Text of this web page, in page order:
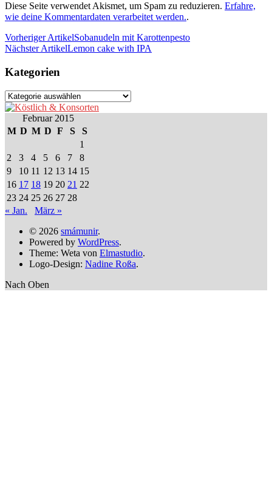
Diese Seite verwendet Akismet, um Spam zu reduzieren. Erfahre,
wie deine Kommentardaten verarbeitet werden..
Vorheriger ArtikelSobanudeln mit Karottenpesto
Nächster ArtikelLemon cake with IPA
Kategorien
Kategorien
Februar 2015
M D M D F S
S
1
2
3 4 5 6 7
8
9
10 11 12 13 14 15
16 17 18 19 20 21 22
23 24 25 26 27 28
« Jan.
März »
© 2026 smámunir.
Powered by WordPress.
Theme: Weta von Elmastudio.
Logo-Design: Nadine Roßa.
Nach Oben